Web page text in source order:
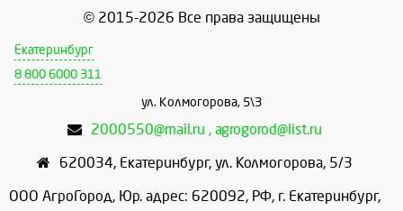
© 2015-2026 Все права защищены
Екатеринбург
8 800 6000 311
ул. Колмогорова, 5\3
2000550@mail.ru , agrogorod@list.ru
620034, Екатеринбург, ул. Колмогорова, 5/3
ООО АгроГород, Юр. адрес: 620092, РФ, г. Екатеринбург,